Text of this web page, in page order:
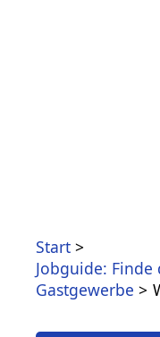
Start
Jobguide: Finde
Gastgewerbe